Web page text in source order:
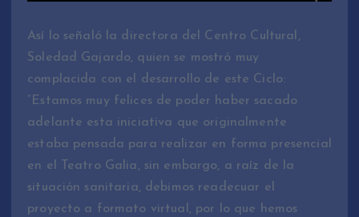
Así lo señaló la directora del Centro Cultural,
Soledad Gajardo, quien se mostró muy
complacida con el desarrollo de este Ciclo:
“Estamos muy felices de poder haber sacado
adelante esta iniciativa que originalmente
estaba pensada para realizar en forma presencial
en el Teatro Galia, sin embargo, a raíz de la
situación sanitaria, debimos readecuar el
proyecto a formato virtual, por lo que hemos